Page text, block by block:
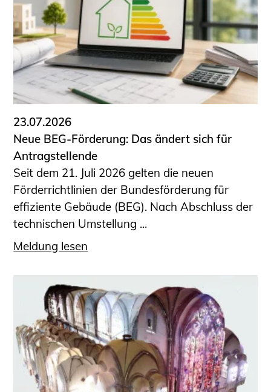
Projekte für Schülerinnen und Schüler
START.ING. Das Studierenden Praxis-
Programm
Wissenswertes für Studierende
Wettbewerbe für Studierende
BLING.BLING.
Kammer Newsletter
Presse
Kontakt und Anfahrt
Impressum
Datenschutz
Ingenieurakademie West
23.07.2026
Neue BEG-Förderung: Das ändert sich für
Antragstellende
Seit dem 21. Juli 2026 gelten die neuen
Förderrichtlinien der Bundesförderung für
effiziente Gebäude (BEG). Nach Abschluss der
technischen Umstellung ...
Meldung lesen